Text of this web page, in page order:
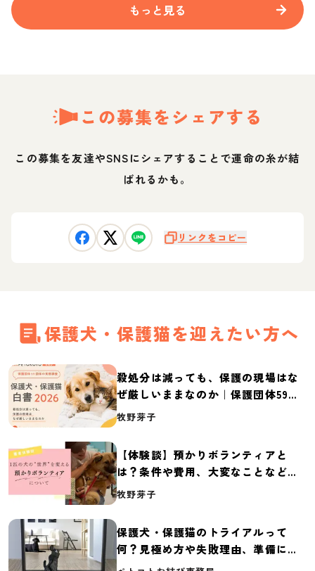
もっと見る
この募集をシェアする
この募集を友達やSNSにシェアすることで運命の糸が結
ばれるかも。
リンクをコピー
保護犬・保護猫を迎えたい方へ
殺処分は減っても、保護の現場はな
ぜ厳しいままなのか｜保護団体59団
体の実態調査【保護犬・保護猫白書
牧野芽子
【体験談】預かりボランティアと
は？条件や費用、大変なことなど紹
介
牧野芽子
保護犬・保護猫のトライアルって
何？見極め方や失敗理由、準備に必
要なものを紹介